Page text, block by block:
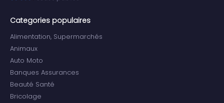
Categories populaires
Alimentation, Supermarchés
Animaux
Auto Moto
Banques Assurances
Beauté Santé
Bricolage